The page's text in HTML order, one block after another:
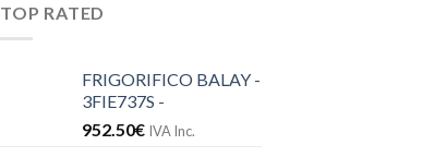
TOP RATED
FRIGORIFICO BALAY -
3FIE737S -
952.50€ IVA Inc.